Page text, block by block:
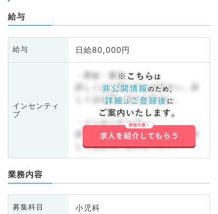
給与
給与 日給80,000円
インセンティ
ブ
・昇給・賞与
詳しくはお問い合わせ下さい。詳
しくはお問い合わせ下さい。
・インセンティブ
詳しくはお問い合わせ下さい。詳
しくはお問い合わせ下さい。
業務内容
募集科目 小児科